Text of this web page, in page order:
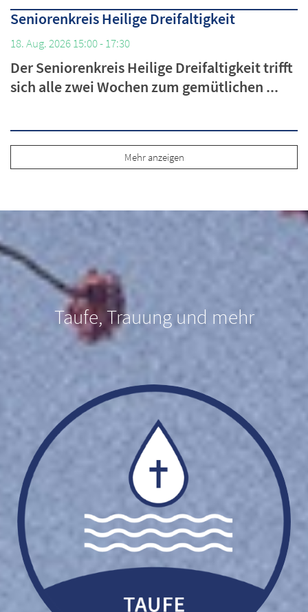
Seniorenkreis Heilige Dreifaltigkeit
18. Aug. 2026 15:00 - 17:30
Der Seniorenkreis Heilige Dreifaltigkeit trifft
sich alle zwei Wochen zum gemütlichen ...
Mehr anzeigen
Taufe, Trauung und mehr